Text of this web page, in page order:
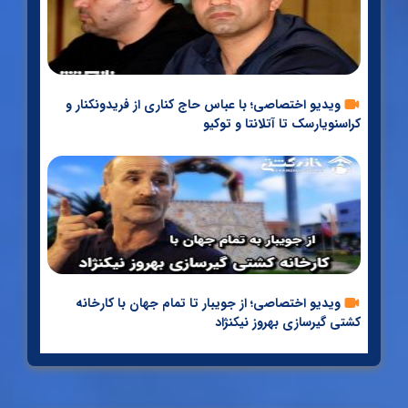
ترکیب تیم‌های ملی کشتی جوانان ایران برای جهانی براتیسلاوا
ادامه مطلب
ویدیو اختصاصی؛ با عباس حاج کناری از فریدونکنار و
کراسنویارسک تا آتلانتا و توکیو
ویدیو اختصاصی؛ از جویبار تا تمام جهان با کارخانه
کشتی گیرسازی بهروز نیکنژاد